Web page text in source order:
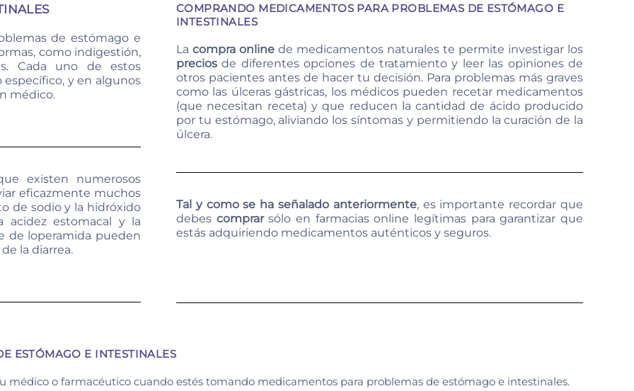
de estómago e
como indigestión,
Cada uno de estos
y en algunos
médico.
existen numerosos
eficazmente muchos
de sodio y la hidróxido
acidez estomacal y la
de loperamida pueden
la diarrea.
COMPRANDO MEDICAMENTOS PARA PROBLEMAS DE ESTÓMAGO E
INTESTINALES
La compra online de medicamentos naturales te permite investigar los
precios de diferentes opciones de tratamiento y leer las opiniones de
otros pacientes antes de hacer tu decisión. Para problemas más graves
como las úlceras gástricas, los médicos pueden recetar medicamentos
(que necesitan receta) y que reducen la cantidad de ácido producido
por tu estómago, aliviando los síntomas y permitiendo la curación de la
úlcera.
Tal y como se ha señalado anteriormente, es importante recordar que
debes comprarsólo en farmacias online legítimas para garantizar que
estás adquiriendo medicamentos auténticos y seguros.
ESTÓMAGO E INTESTINALES
médico o farmacéutico cuando estés tomando medicamentos para problemas de estómago e intestinales.